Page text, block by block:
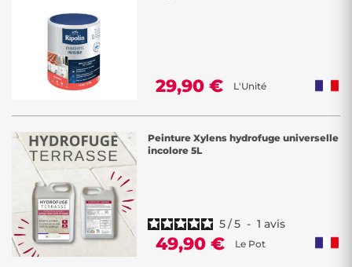
29,90 € L'Unité
Peinture Xylens hydrofuge universelle
incolore 5L
5/5 - 1 avis
49,90 € Le Pot